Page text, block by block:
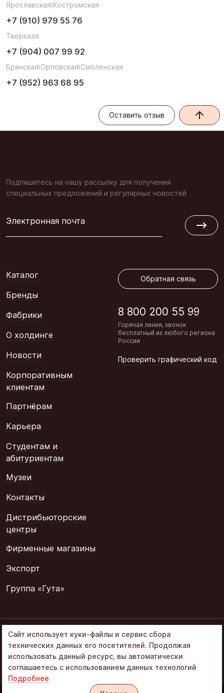
Ярославская\Костромская
+7 (910) 979 55 76
Тверская
+7 (904) 007 99 92
Брянская\Орловская\Смоленская
+7 (952) 963 68 95
Оставить отзыв
Подпишитесь на нашу рассылку для получения
специальных предложений и регулярных новостей
Электронная почта
Каталог
Бренды
Фабрики
О холдинге
Новости
Корпоративным
клиентам
Партнёрам
Карьера
Студентам и
абитуриентам
Музеи
Контакты
Дистрибьюторские
центры
Фирменные магазины
Экспорт
Группа «Гута»
Обратная связь
8 800 200 55 99
Горячая линия, звонок
бесплатный из любого региона
России
Проверить графический код
© 2002–2026
«Объединенные
кондитеры» в составе
Политика обработки ПД
Сайт использует куки-файлы и сервис сбора
технических данных его посетителей. Продолжая
использовать данный ресурс, вы автоматически
соглашаетесь с использованием данных технологий
Подробнее